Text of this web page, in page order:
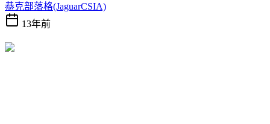
恭克部落格(JaguarCSIA)
13年前